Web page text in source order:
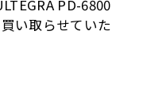
PD-6800
い取らせていた